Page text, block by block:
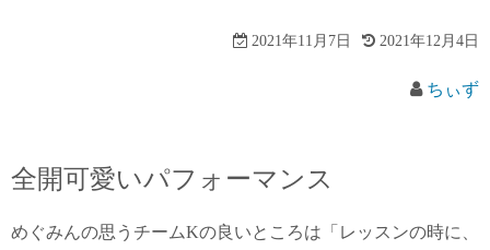
2021年11月7日 2021年12月4日
ちぃず
全開可愛いパフォーマンス
めぐみんの思うチームKの良いところは「レッスンの時に、